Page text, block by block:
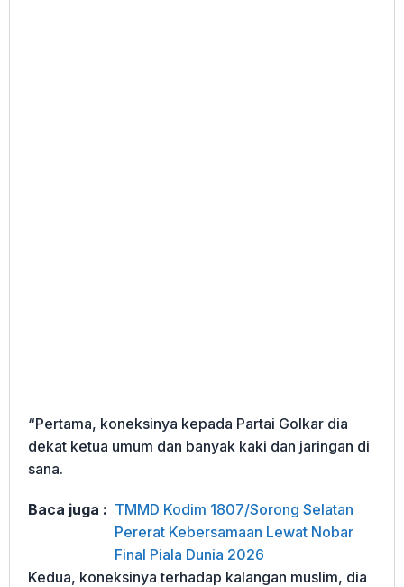
“Pertama, koneksinya kepada Partai Golkar dia
dekat ketua umum dan banyak kaki dan jaringan di
sana.
Baca juga : TMMD Kodim 1807/Sorong Selatan
Pererat Kebersamaan Lewat Nobar
Final Piala Dunia 2026
Kedua, koneksinya terhadap kalangan muslim, dia